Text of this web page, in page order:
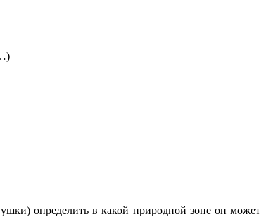
определить в какой природной зоне он может